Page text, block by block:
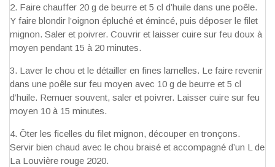
Faire chauffer 20 g de beurre et 5 cl d’huile dans une poêle.
Y faire blondir l’oignon épluché et émincé, puis déposer le filet
mignon. Saler et poivrer. Couvrir et laisser cuire sur feu doux à
moyen pendant 15 à 20 minutes.
Laver le chou et le détailler en fines lamelles. Le faire revenir
dans une poêle sur feu moyen avec 10 g de beurre et 5 cl
d’huile. Remuer souvent, saler et poivrer. Laisser cuire sur feu
moyen 10 à 15 minutes.
Ôter les ficelles du filet mignon, découper en tronçons.
Servir bien chaud avec le chou braisé et accompagné d’un L de
La Louvière rouge 2020.